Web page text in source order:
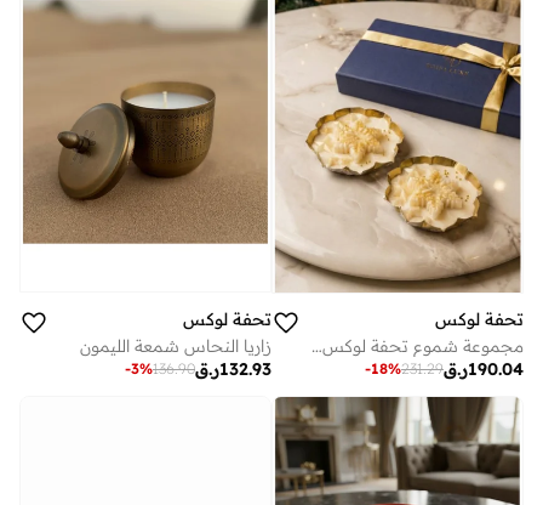
تحفة لوكس
مجموعة شموع تحفة لوكس الذهبية المنحوتة - شموع زينة مصنوعة يدويًا من شمع الصويا (2 × 150 مل) | مجموعة فاخرة من ديكورات سماء الليل السماوية مع علبة هدايا فاخرة جاهزة
ر.ق190.04
231.29
-18%
تحفة لوكس
زاريا النحاس شمعة الليمون
ر.ق132.93
136.90
-3%